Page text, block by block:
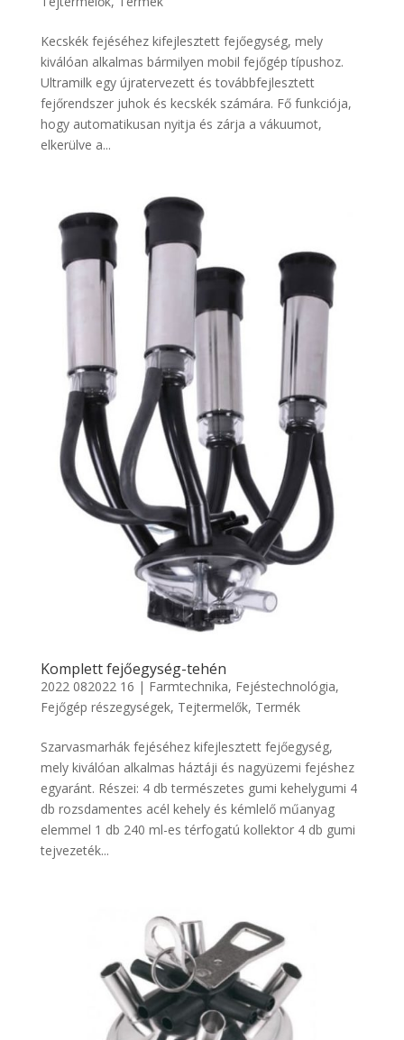
Kecskék fejéséhez kifejlesztett fejőegység, mely
kiválóan alkalmas bármilyen mobil fejőgép típushoz.
Ultramilk egy újratervezett és továbbfejlesztett
fejőrendszer juhok és kecskék számára. Fő funkciója,
hogy automatikusan nyitja és zárja a vákuumot,
elkerülve a...
Komplett fejőegység-tehén
2022 082022 16 | Farmtechnika, Fejéstechnológia,
Fejőgép részegységek, Tejtermelők, Termék
Szarvasmarhák fejéséhez kifejlesztett fejőegység,
mely kiválóan alkalmas háztáji és nagyüzemi fejéshez
egyaránt. Részei: 4 db természetes gumi kehelygumi 4
db rozsdamentes acél kehely és kémlelő műanyag
elemmel 1 db 240 ml-es térfogatú kollektor 4 db gumi
tejvezeték...